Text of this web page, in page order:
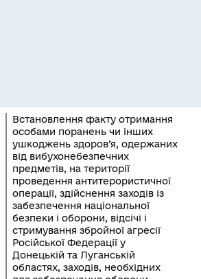
Встановлення факту отримання
особами поранень чи інших
ушкоджень здоров’я, одержаних
від вибухонебезпечних
предметів, на території
проведення антитерористичної
операції, здійснення заходів із
забезпечення національної
безпеки і оборони, відсічі і
стримування збройної агресії
Російської Федерації у
Донецькій та Луганській
областях, заходів, необхідних